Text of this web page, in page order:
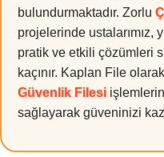
bulundurmaktadır. Zorlu
projelerinde ustalarımız,
pratik ve etkili çözümleri
kaçınır. Kaplan File
Güvenlik Filesi
sağlayarak güveninizi